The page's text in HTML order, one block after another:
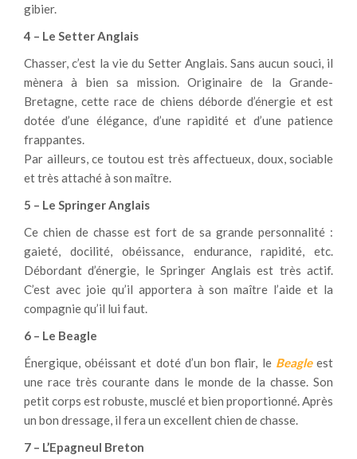
gibier.
4 – Le Setter Anglais
Chasser, c’est la vie du Setter Anglais. Sans aucun souci, il
mènera à bien sa mission. Originaire de la Grande-
Bretagne, cette race de chiens déborde d’énergie et est
dotée d’une élégance, d’une rapidité et d’une patience
frappantes.
Par ailleurs, ce toutou est très affectueux, doux, sociable
et très attaché à son maître.
5 – Le Springer Anglais
Ce chien de chasse est fort de sa grande personnalité :
gaieté, docilité, obéissance, endurance, rapidité, etc.
Débordant d’énergie, le Springer Anglais est très actif.
C’est avec joie qu’il apportera à son maître l’aide et la
compagnie qu’il lui faut.
6 – Le Beagle
Énergique, obéissant et doté d’un bon flair, le Beagleest
une race très courante dans le monde de la chasse. Son
petit corps est robuste, musclé et bien proportionné. Après
un bon dressage, il fera un excellent chien de chasse.
7 – L’Epagneul Breton